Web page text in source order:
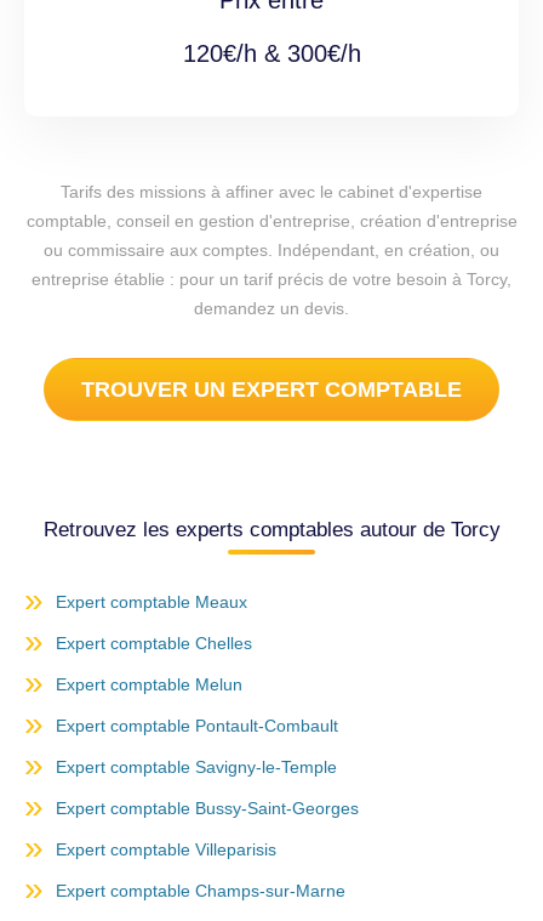
120€/h & 300€/h
Tarifs des missions à affiner avec le cabinet d'expertise
comptable, conseil en gestion d'entreprise, création d'entreprise
ou commissaire aux comptes. Indépendant, en création, ou
entreprise établie : pour un tarif précis de votre besoin à Torcy,
demandez un devis.
TROUVER UN EXPERT COMPTABLE
Retrouvez les experts comptables autour de Torcy
Expert comptable Meaux
Expert comptable Chelles
Expert comptable Melun
Expert comptable Pontault-Combault
Expert comptable Savigny-le-Temple
Expert comptable Bussy-Saint-Georges
Expert comptable Villeparisis
Expert comptable Champs-sur-Marne